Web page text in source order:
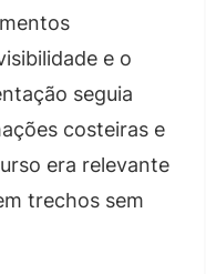
e o
seguia
costeiras e
era relevante
trechos sem